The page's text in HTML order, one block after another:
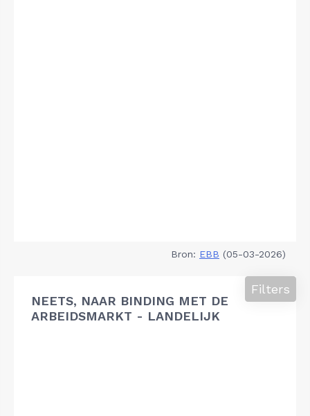
Bron: EBB (05-03-2026)
NEETS, NAAR BINDING MET DE
ARBEIDSMARKT - LANDELIJK
Filters